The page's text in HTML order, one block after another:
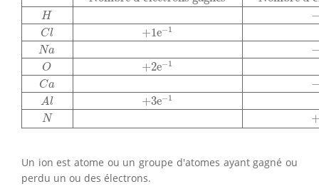
H
Cl +1e−1
Na
O +2e−1
Ca
Al +3e−1
N
Un ion est atome ou un groupe d'atomes ayant gagné ou
perdu un ou des électrons.